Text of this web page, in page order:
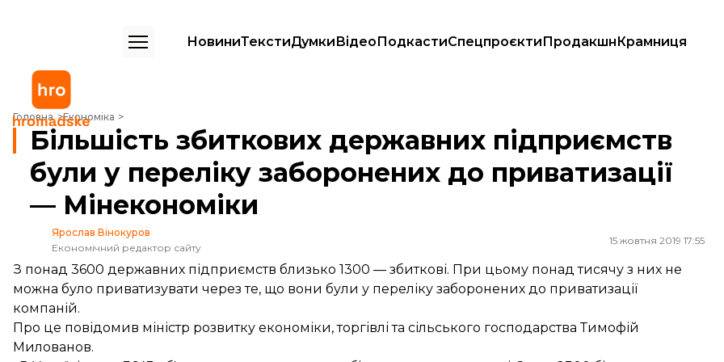
НовиниТекстиДумкиВідеоПодкастиСпецпроєктиПродакшнКрамниця
Головна Економіка
Більшість збиткових державних підприємств були у переліку заборонених до приватизації — Мінекономіки
Більшість збиткових державних підприємств
були у переліку заборонених до приватизації
— Мінекономіки
Ярослав Вінокуров
Економічний редактор сайту
15 жовтня 2019 17:55
З понад 3600 державних підприємств близько 1300 — збиткові. При цьому понад тисячу з них не
можна було приватизувати через те, що вони були у переліку заборонених до приватизації
компаній.
Про це повідомив міністр розвитку економіки, торгівлі та сільського господарства Тимофій
Милованов.